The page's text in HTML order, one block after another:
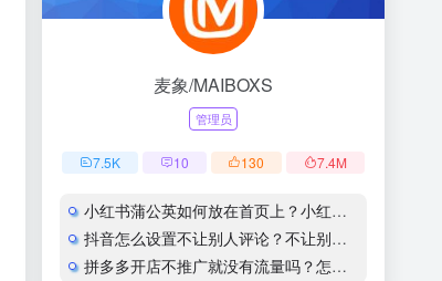
麦象/MAIBOXS
管理员
7.5K 10 130 7.4M
小红书蒲公英如何放在首页上？小红书怎么开通蒲公英合作
抖音怎么设置不让别人评论？不让别人看作品会显示什么？
拼多多开店不推广就没有流量吗？怎么运营？